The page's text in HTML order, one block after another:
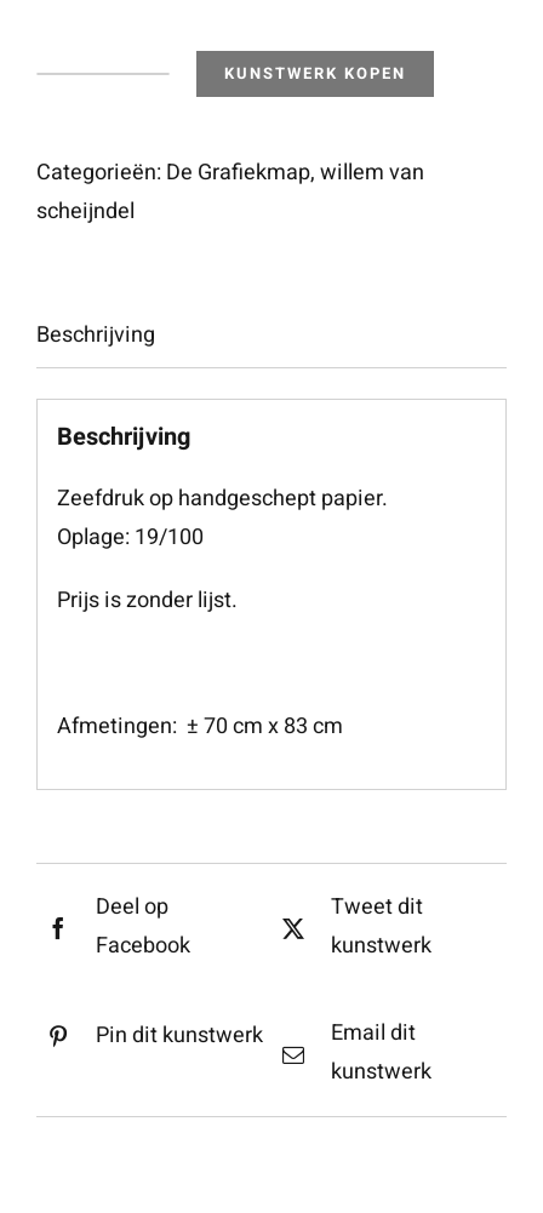
aantal
KUNSTWERK KOPEN
Categorieën:De Grafiekmap,willem van
scheijndel
Beschrijving
Beschrijving
Zeefdruk op handgeschept papier.
Oplage: 19/100
Prijs is zonder lijst.
Afmetingen: ± 70 cm x 83 cm
Deel op
Facebook
Tweet dit
kunstwerk
Pin dit kunstwerk
Email dit
kunstwerk